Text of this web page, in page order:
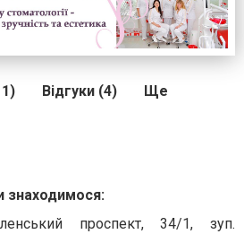
Відгуки (4) Ще
знаходимося:
проспект, 34/1, зуп.